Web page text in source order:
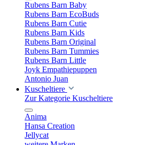
Rubens Barn Baby
Rubens Barn EcoBuds
Rubens Barn Cutie
Rubens Barn Kids
Rubens Barn Original
Rubens Barn Tummies
Rubens Barn Little
Joyk Empathiepuppen
Antonio Juan
Kuscheltiere
Zur Kategorie Kuscheltiere
Anima
Hansa Creation
Jellycat